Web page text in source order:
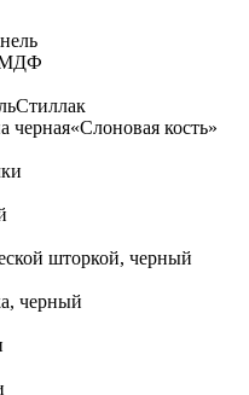
МДФ
Стиллак
черная«Слоновая кость»
шторкой, черный
черный